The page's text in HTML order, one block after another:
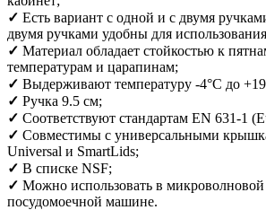
✓ Есть вариант с одной и с двумя
двумя ручками удобны для
✓ Материал обладает стойкостью к
температурам и царапинам;
✓ Выдерживают температуру -4°С до
✓ Ручка 9.5 см;
✓ Соответствуют стандартам EN 631-1
✓ Совместимы с универсальными
Universal и SmartLids;
✓ В списке NSF;
✓ Можно использовать в
посудомоечной машине.